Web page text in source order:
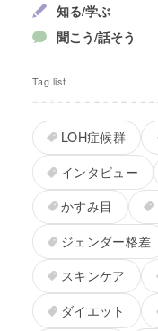
知る/学ぶ
聞こう/話そう
Tag list
LOH症候群
インタビュー
かすみ目
ジェンダー格差
スキンケア
ダイエット